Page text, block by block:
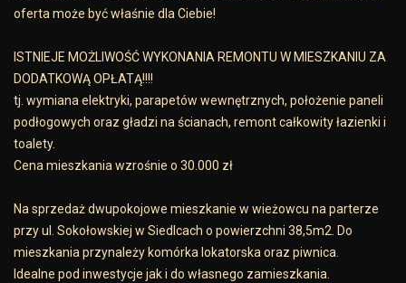
oferta może być właśnie dla Ciebie!
ISTNIEJE MOŻLIWOŚĆ WYKONANIA REMONTU W MIESZKANIU ZA
DODATKOWĄ OPŁATĄ!!!!
tj. wymiana elektryki, parapetów wewnętrznych, położenie paneli
podłogowych oraz gładzi na ścianach, remont całkowity łazienki i
toalety.
Cena mieszkania wzrośnie o 30.000 zł
Na sprzedaż dwupokojowe mieszkanie w wieżowcu na parterze
przy ul. Sokołowskiej w Siedlcach o powierzchni 38,5m2. Do
mieszkania przynależy komórka lokatorska oraz piwnica.
Idealne pod inwestycje jak i do własnego zamieszkania.